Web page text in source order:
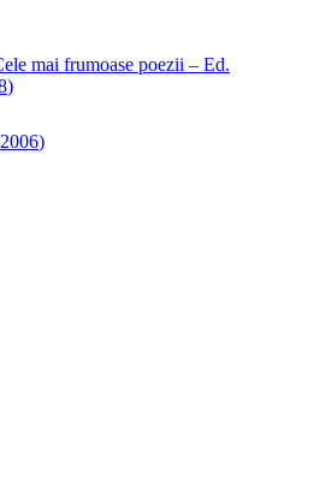
mai frumoase poezii – Ed.
)
2006)